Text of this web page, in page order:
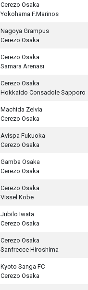
Cerezo Osaka
Yokohama F.Marinos
Nagoya Grampus
Cerezo Osaka
Cerezo Osaka
Samara Arenası
Cerezo Osaka
Hokkaido Consadole Sapporo
Machida Zelvia
Cerezo Osaka
Avispa Fukuoka
Cerezo Osaka
Gamba Osaka
Cerezo Osaka
Cerezo Osaka
Vissel Kobe
Jubilo Iwata
Cerezo Osaka
Cerezo Osaka
Sanfrecce Hiroshima
Kyoto Sanga FC
Cerezo Osaka